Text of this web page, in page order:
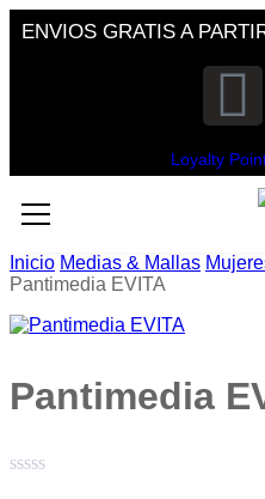
ENVIOS GRATIS A
Loyalty
Inicio Medias & Mallas
Pantimedia EVITA
Pantimedia